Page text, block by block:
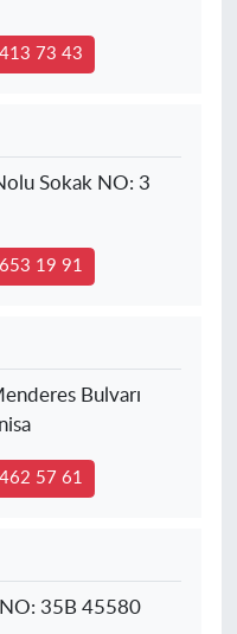
73 43
Sokak NO: 3
19 91
Bulvarı
57 61
35B 45580